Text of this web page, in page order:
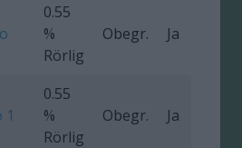
0.55
%
Rörlig
Obegr. Ja
1
0.55
%
Rörlig
Obegr. Ja